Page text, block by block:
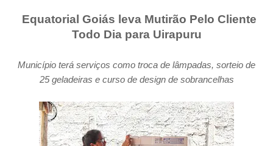
Equatorial Goiás leva Mutirão Pelo Cliente
Todo Dia para Uirapuru
Município terá serviços como troca de lâmpadas, sorteio de
25 geladeiras e curso de design de sobrancelhas